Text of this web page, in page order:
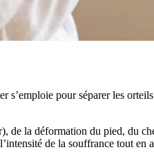
s’emploie pour séparer les
de la déformation du pied, du
de la souffrance tout en